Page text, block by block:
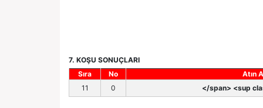
7. KOŞU SONUÇLARI
Sıra
No
Atın
11
0 </span> <sup